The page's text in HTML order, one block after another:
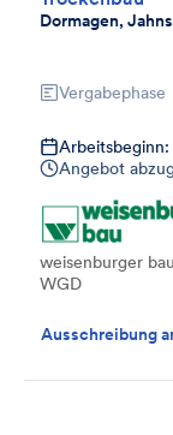
Dormagen,
Vergabephase
Arbeitsbeginn:
Angebot
weisenburger
WGD
Ausschreibung